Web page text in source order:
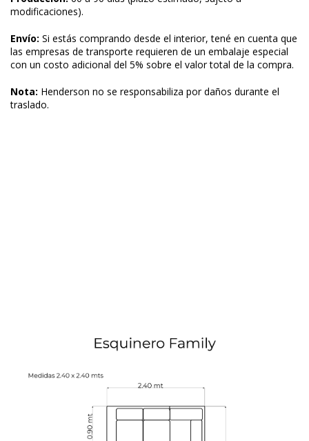
modificaciones).
Envío: Si estás comprando desde el interior, tené en cuenta que
las empresas de transporte requieren de un embalaje especial
con un costo adicional del 5% sobre el valor total de la compra.
Nota: Henderson no se responsabiliza por daños durante el
traslado.